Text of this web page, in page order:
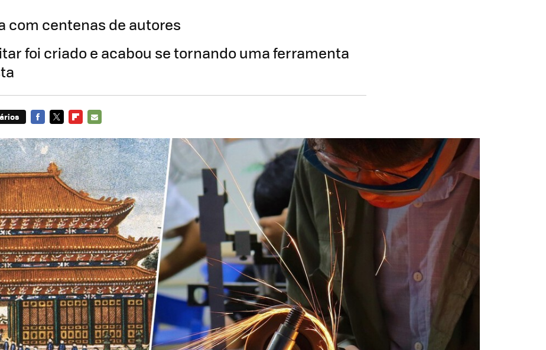
com centenas de autores
foi criado e acabou se tornando uma ferramenta
MAIL